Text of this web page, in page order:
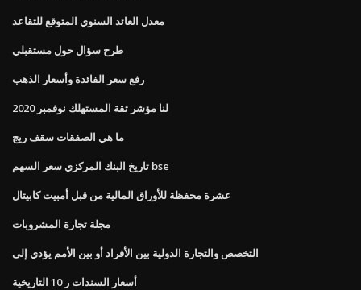
معدل العائد السنوي المتوقع للتقاعد
طرح سؤال حول مستقبلي
رفع سعر الفائدة وأسعار الذهب
لنا مؤشر ثقة المستهلك نوفمبر 2020
ما هي الصفقات سقف ريج
تاريخ البنك المركزي سعر السهم bse
عشرة محفظة للأوراق المالية من قبل أمبيت كابيتال
مجلة تجارة المشروبات
التخصص والتجارة الدولية بين الأفراد أو بين الأمم يؤدي إلى
أسعار السندات ر 10 التاريخية